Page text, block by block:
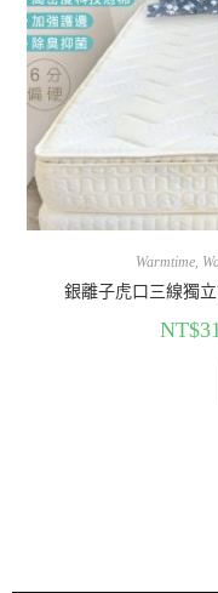
Warmtime,
銀離子虎口三線獨
NT$